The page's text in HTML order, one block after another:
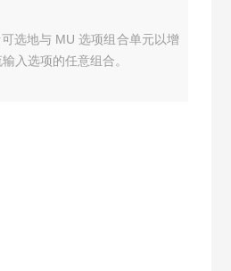
选地与 MU 选项组合单元以增
入选项的任意组合。